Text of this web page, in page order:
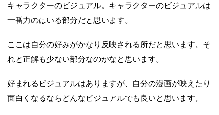
キャラクターのビジュアル。キャラクターのビジュアルは
一番力のはいる部分だと思います。
ここは自分の好みがかなり反映される所だと思います。そ
れと正解も少ない部分なのかなと思います。
好まれるビジュアルはありますが、自分の漫画が映えたり
面白くなるならどんなビジュアルでも良いと思います。